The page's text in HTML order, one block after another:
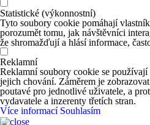
Statistické (výkonnostní)
Tyto soubory cookie pomáhají
porozumět tomu, jak návštěvníci
že shromažďují a hlásí informace,
Reklamní
Reklamní soubory cookie se
jejich chování. Záměrem je
poutavé pro jednotlivé uživatele, a
vydavatele a inzerenty třetích stran.
Více informací Souhlasím